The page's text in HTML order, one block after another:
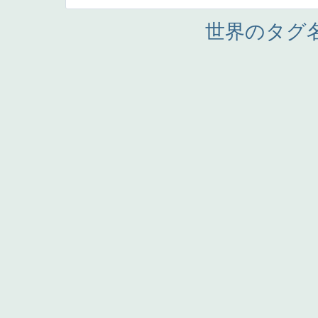
世界のタグ